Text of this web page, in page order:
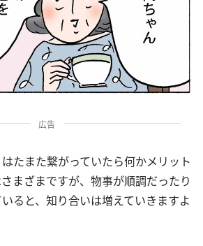
広告
たまた繋がっていたら何かメリット
まざまですが、物事が順調だったり
ると、知り合いは増えていきますよ